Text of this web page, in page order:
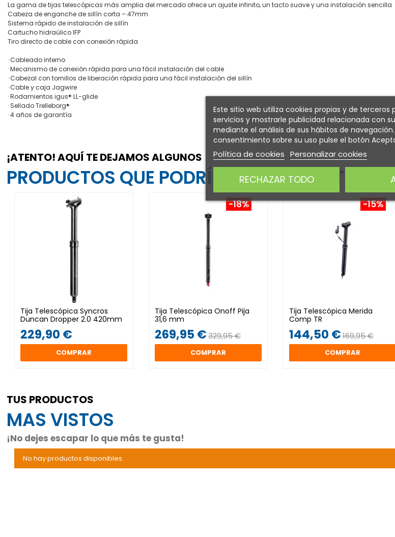
La gama de tijas telescópicas más amplia del mercado ofrece un ajuste infinito, un tacto suave y una instalación sencilla
Cabeza de enganche de sillín corta – 47mm
Sistema rápido de instalación de sillín
Cartucho hidraúlico IFP
Tiro directo de cable con conexión rápida
· Cableado interno
· Mecanismo de conexión rápida para una fácil instalación del cable
· Cabezal con tornillos de liberación rápida para una fácil instalación del sillín
· Cable y caja Jagwire
· Rodamientos igus® LL-glide
· Sellado Trelleborg®
· 4 años de garantía
¡ATENTO! AQUÍ TE DEJAMOS ALGUNOS
PRODUCTOS QUE PODRÍAN INTERESARTE
Tija Telescópica Syncros
Duncan Dropper 2.0 420mm
229,90 €
COMPRAR
-18%
Tija Telescópica Onoff Pija
31,6 mm
269,95 €329,95 €
COMPRAR
-15%
Tija Telescópica Merida
Comp TR
144,50 €169,95 €
COMPRAR
TUS PRODUCTOS
MAS VISTOS
¡No dejes escapar lo que más te gusta!
No hay productos disponibles.
Este sitio web utiliza cookies propias y de terceros
servicios y mostrarle publicidad relacionada con
mediante el análisis de sus hábitos de
consentimiento sobre su uso pulse el botón
Política de cookies Personalizar cookies
RECHAZAR TODO